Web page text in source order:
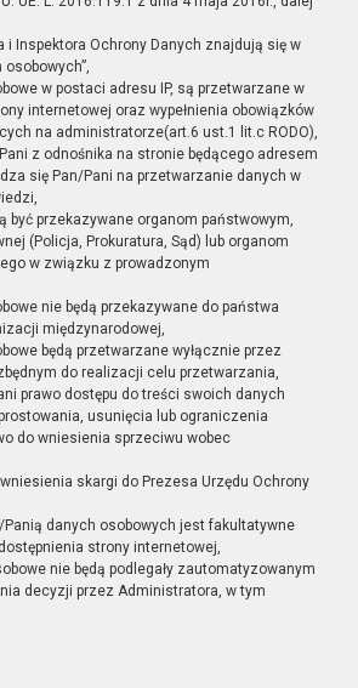
i Inspektora Ochrony Danych znajdują się w
osobowych”,
w postaci adresu IP, są przetwarzane w
internetowej oraz wypełnienia obowiązków
na administratorze(art.6 ust.1 lit.c RODO),
z odnośnika na stronie będącego adresem
się Pan/Pani na przetwarzanie danych w
być przekazywane organom państwowym,
(Policja, Prokuratura, Sąd) lub organom
w związku z prowadzonym
nie będą przekazywane do państwa
międzynarodowej,
będą przetwarzane wyłącznie przez
do realizacji celu przetwarzania,
prawo dostępu do treści swoich danych
usunięcia lub ograniczenia
do wniesienia sprzeciwu wobec
skargi do Prezesa Urzędu Ochrony
Panią danych osobowych jest fakultatywne
strony internetowej,
nie będą podlegały zautomatyzowanym
decyzji przez Administratora, w tym